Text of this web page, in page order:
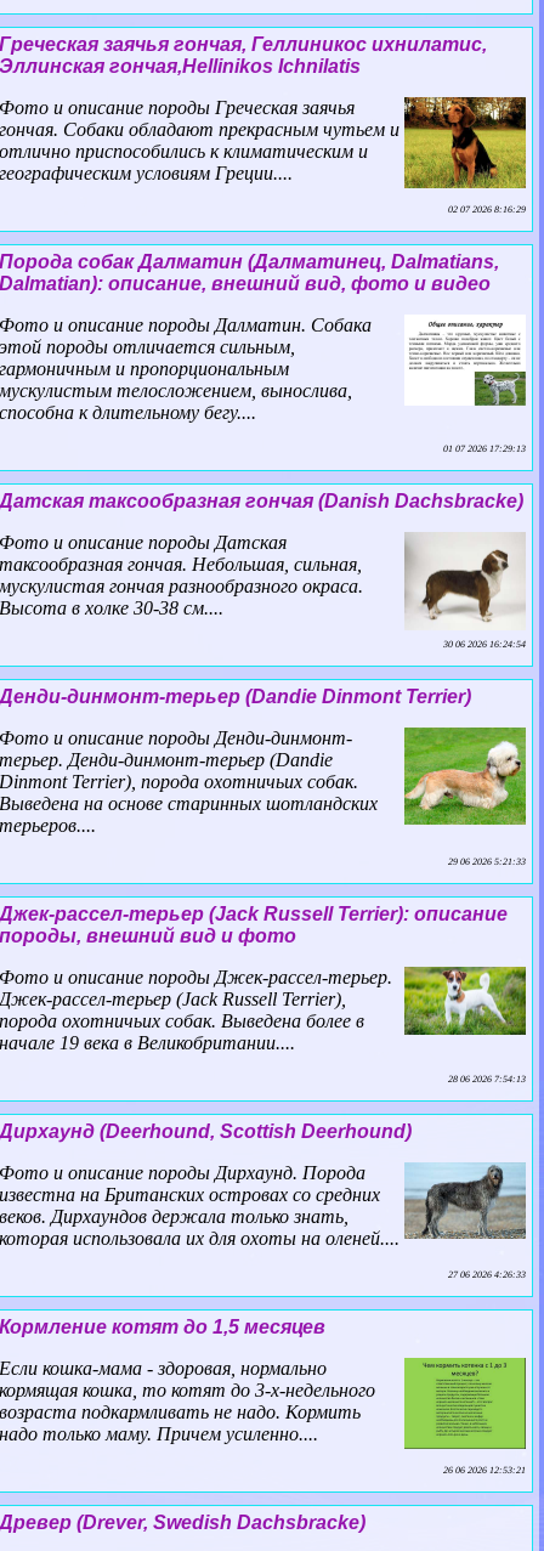
Греческая заячья гончая, Геллиникос ихнилатис,
Эллинская гончая,Hellinikos Ichnilatis
Фото и описание породы Греческая заячья
гончая. Собаки обладают прекрасным чутьем и
отлично приспособились к климатическим и
географическим условиям Греции....
02 07 2026 8:16:29
Порода собак Далматин (Далматинец, Dalmatians,
Dalmatian): описание, внешний вид, фото и видео
Фото и описание породы Далматин. Собака
этой породы отличается сильным,
гармоничным и пропорциональным
мускулистым телосложением, вынослива,
способна к длительному бегу....
01 07 2026 17:29:13
Датская таксообразная гончая (Danish Dachsbracke)
Фото и описание породы Датская
таксообразная гончая. Небольшая, сильная,
мускулистая гончая разнообразного окраса.
Высота в холке 30-38 см....
30 06 2026 16:24:54
Денди-динмонт-терьер (Dandie Dinmont Terrier)
Фото и описание породы Денди-динмонт-
терьер. Денди-динмонт-терьер (Dandie
Dinmont Terrier), порода охотничьих собак.
Выведена на основе старинных шотландских
терьеров....
29 06 2026 5:21:33
Джек-рассел-терьер (Jack Russell Terrier): описание
породы, внешний вид и фото
Фото и описание породы Джек-рассел-терьер.
Джек-рассел-терьер (Jack Russell Terrier),
порода охотничьих собак. Выведена более в
начале 19 века в Великобритании....
28 06 2026 7:54:13
Дирхаунд (Deerhound, Scottish Deerhound)
Фото и описание породы Дирхаунд. Порода
известна на Британских островах со средних
веков. Дирхаундов держала только знать,
которая использовала их для охоты на оленей....
27 06 2026 4:26:33
Кормление котят до 1,5 месяцев
Если кошка-мама - здоровая, нормально
кормящая кошка, то котят до 3-х-недельного
возраста подкармливать не надо. Кормить
надо только маму. Причем усиленно....
26 06 2026 12:53:21
Древер (Drever, Swedish Dachsbracke)